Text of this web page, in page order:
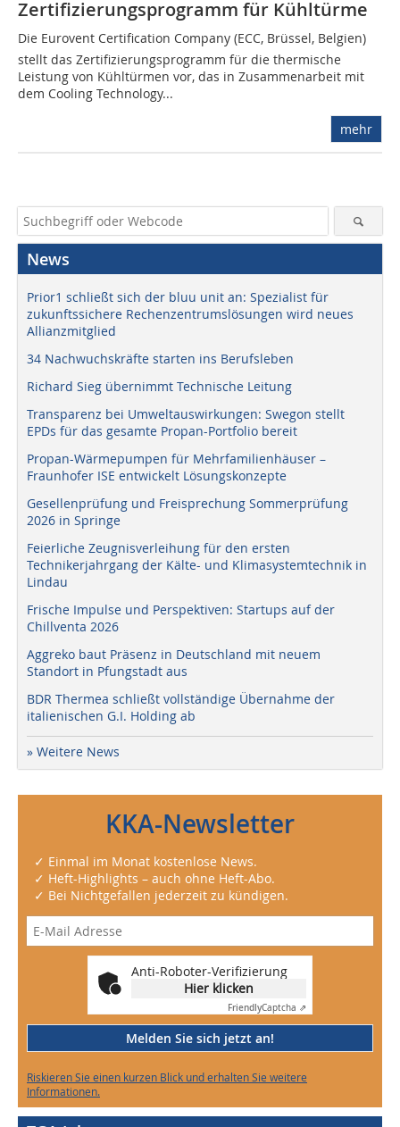
Zertifizierungsprogramm für Kühltürme
Die Eurovent Certification Company (ECC, Brüssel, Belgien)
stellt das Zertifizierungsprogramm für die thermische
Leistung von Kühltürmen vor, das in Zusammenarbeit mit
dem Cooling Technology...
mehr
News
Prior1 schließt sich der bluu unit an: Spezialist für
zukunftssichere Rechenzentrumslösungen wird neues
Allianzmitglied
34 Nachwuchskräfte starten ins Berufsleben
Richard Sieg übernimmt Technische Leitung
Transparenz bei Umweltauswirkungen: Swegon stellt
EPDs für das gesamte Propan-Portfolio bereit
Propan-Wärmepumpen für Mehrfamilienhäuser –
Fraunhofer ISE entwickelt Lösungskonzepte
Gesellenprüfung und Freisprechung Sommerprüfung
2026 in Springe
Feierliche Zeugnisverleihung für den ersten
Technikerjahrgang der Kälte- und Klimasystemtechnik in
Lindau
Frische Impulse und Perspektiven: Startups auf der
Chillventa 2026
Aggreko baut Präsenz in Deutschland mit neuem
Standort in Pfungstadt aus
BDR Thermea schließt vollständige Übernahme der
italienischen G.I. Holding ab
» Weitere News
KKA-Newsletter
✓ Einmal im Monat kostenlose News.
✓ Heft-Highlights – auch ohne Heft-Abo.
✓ Bei Nichtgefallen jederzeit zu kündigen.
Anti-Roboter-Verifizierung
Hier klicken
FriendlyCaptcha ⇗
Melden Sie sich jetzt an!
Riskieren Sie einen kurzen Blick und erhalten Sie weitere
Informationen.